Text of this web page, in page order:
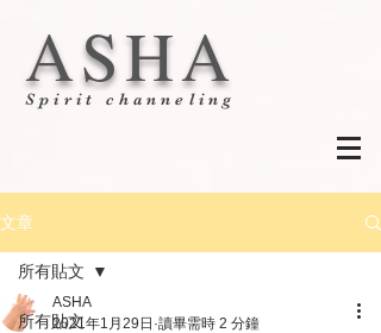
Spirit channeling
ASHA
文章
所有貼文
所有貼文
ASHA
2021年1月29日 讀畢需時 2 分鐘